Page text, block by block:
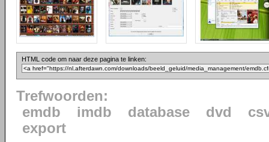
HTML code om naar deze pagina te linken:
Trefwoorden:
emdb
imdb database dvd
export